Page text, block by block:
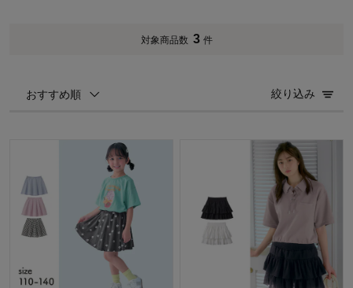
対象商品数 3 件
おすすめ順 絞り込み